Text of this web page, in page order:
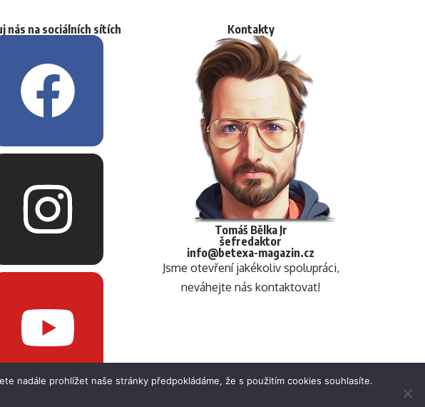
nás na sociálních sítích Kontakty
Tomáš Bělka Jr
šefredaktor
info@betexa-magazin.cz
Jsme otevření jakékoliv spolupráci,
neváhejte nás kontaktovat!
nadále prohlížet naše stránky předpokládáme, že s použitím cookies souhlasíte.